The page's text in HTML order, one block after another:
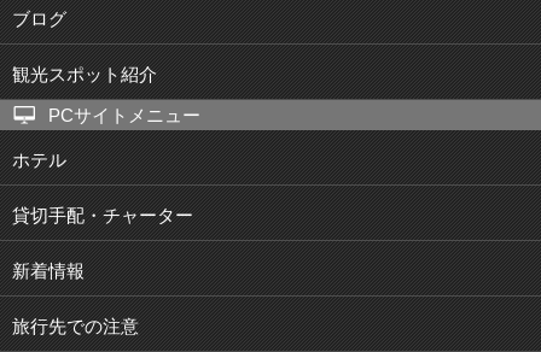
ブログ
観光スポット紹介
PCサイトメニュー
ホテル
貸切手配・チャーター
新着情報
旅行先での注意